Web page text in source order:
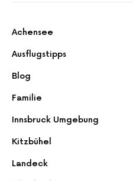
Achensee
Ausflugstipps
Blog
Familie
Innsbruck Umgebung
Kitzbühel
Landeck